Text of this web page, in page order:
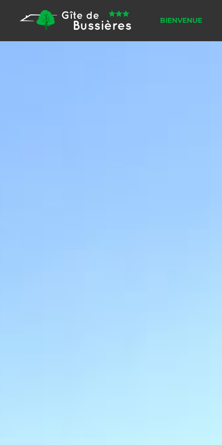
BIENVENUE